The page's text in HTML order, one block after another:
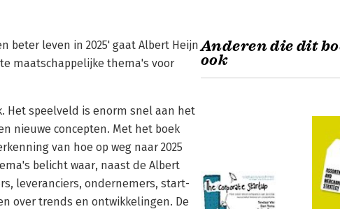
beter leven in 2025' gaat Albert Heijn
maatschappelijke thema's voor
Het speelveld is enorm snel aan het
nieuwe concepten. Met het boek
van hoe op weg naar 2025
belicht waar, naast de Albert
leveranciers, ondernemers, start-
over trends en ontwikkelingen. De
Anderen die dit
ook